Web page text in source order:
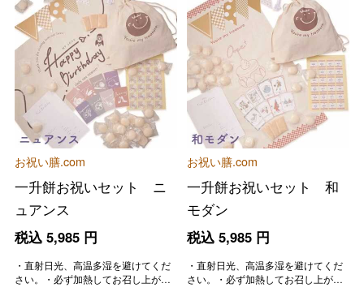
お祝い膳.com
一升餅お祝いセット ニ
ュアンス
税込 5,985円
・直射日光、高温多湿を避けてくだ
さい。・必ず加熱してお召し上がり
お祝い膳.com
一升餅お祝いセット 和
モダン
税込 5,985円
・直射日光、高温多湿を避けてくだ
さい。・必ず加熱してお召し上がり